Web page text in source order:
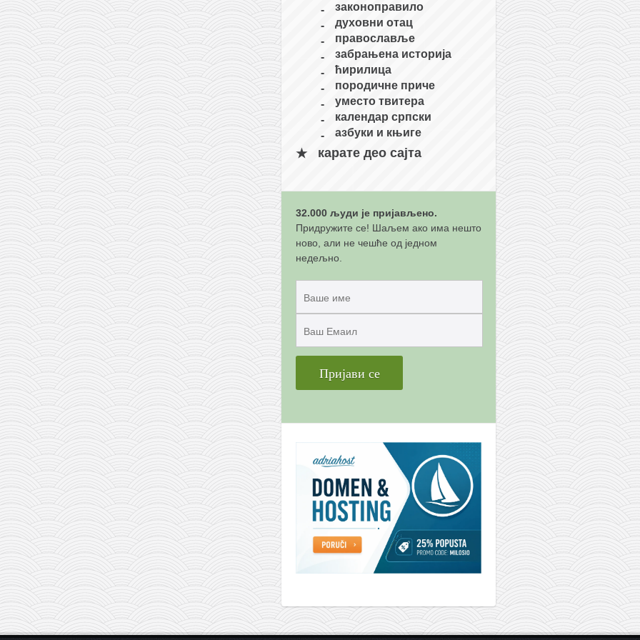
законоправило
духовни отац
православље
забрањена историја
ћирилица
породичне приче
уместо твитера
календар српски
азбуки и књиге
карате део сајта
32.000 људи је пријављено.
Придружите се! Шаљем ако има нешто
ново, али не чешће од једном
недељно.